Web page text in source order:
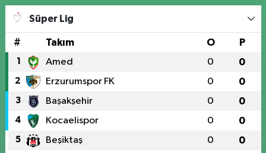
Süper Lig
# Takım O P
1 Amed 0 0
2 Erzurumspor FK 0 0
3 Başakşehir 0 0
4 Kocaelispor 0 0
5 Beşiktaş 0 0